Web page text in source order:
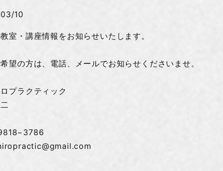
10
室・講座情報をお知らせいたします。
望の方は、電話、メールでお知らせくださいませ。
プラクティック